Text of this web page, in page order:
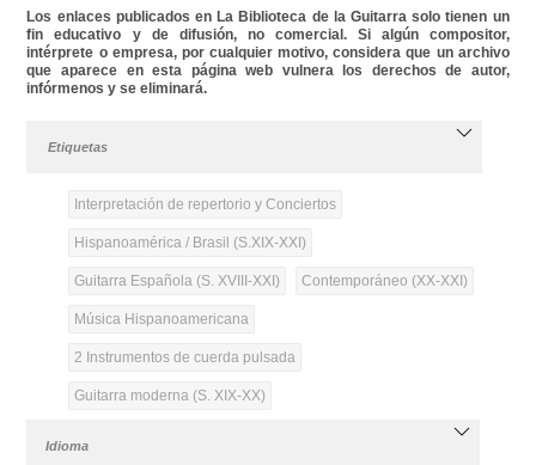
Los enlaces publicados en La Biblioteca de la Guitarra solo tienen un
fin educativo y de difusión, no comercial. Si algún compositor,
intérprete o empresa, por cualquier motivo, considera que un archivo
que aparece en esta página web vulnera los derechos de autor,
infórmenos y se eliminará.
Etiquetas
Interpretación de repertorio y Conciertos
Hispanoamérica / Brasil (S.XIX-XXI)
Guitarra Española (S. XVIII-XXI) Contemporáneo (XX-XXI)
Música Hispanoamericana
2 Instrumentos de cuerda pulsada
Guitarra moderna (S. XIX-XX)
Idioma